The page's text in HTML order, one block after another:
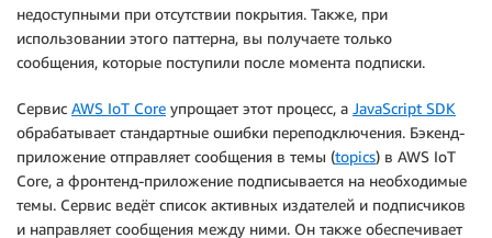
недоступными при отсутствии покрытия. Также, при
использовании этого паттерна, вы получаете только
сообщения, которые поступили после момента подписки.
Сервис AWS IoT Core упрощает этот процесс, а JavaScript SDK
обрабатывает стандартные ошибки переподключения. Бэкенд-
приложение отправляет сообщения в темы (topics) в AWS IoT
Core, а фронтенд-приложение подписывается на необходимые
темы. Сервис ведёт список активных издателей и подписчиков
и направляет сообщения между ними. Он также обеспечивает